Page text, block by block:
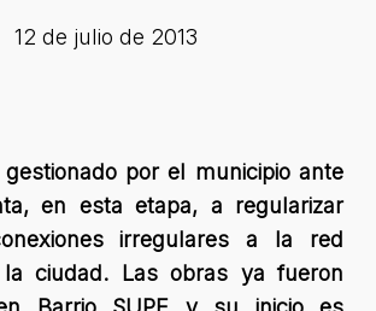
12 de julio de 2013
por el municipio ante
en esta etapa, a regularizar
irregulares a la red
ciudad. Las obras ya fueron